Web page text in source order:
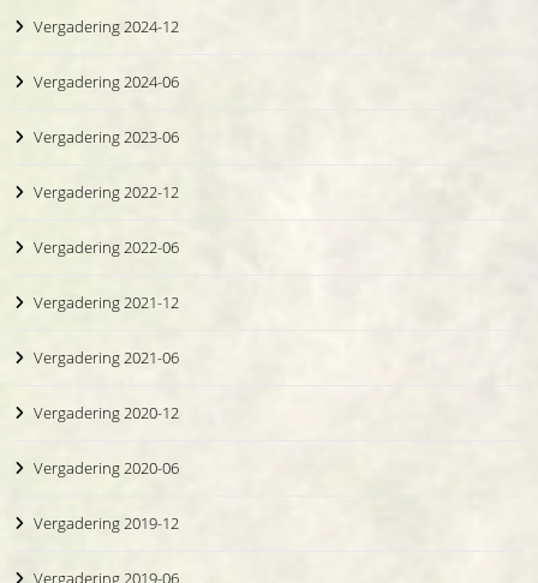
Vergadering 2024-12
Vergadering 2024-06
Vergadering 2023-06
Vergadering 2022-12
Vergadering 2022-06
Vergadering 2021-12
Vergadering 2021-06
Vergadering 2020-12
Vergadering 2020-06
Vergadering 2019-12
Vergadering 2019-06